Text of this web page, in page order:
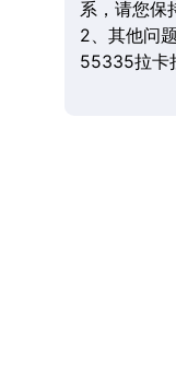
系，请您保
2、其他问
55335拉卡